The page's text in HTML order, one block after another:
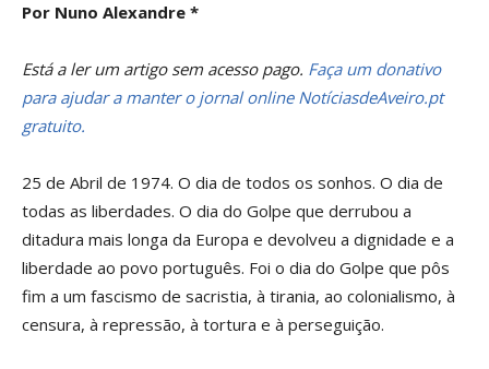
Por Nuno Alexandre *
Está a ler um artigo sem acesso pago. Faça um donativo
para ajudar a manter o jornal online NotíciasdeAveiro.pt
gratuito.
25 de Abril de 1974. O dia de todos os sonhos. O dia de
todas as liberdades. O dia do Golpe que derrubou a
ditadura mais longa da Europa e devolveu a dignidade e a
liberdade ao povo português. Foi o dia do Golpe que pôs
fim a um fascismo de sacristia, à tirania, ao colonialismo, à
censura, à repressão, à tortura e à perseguição.